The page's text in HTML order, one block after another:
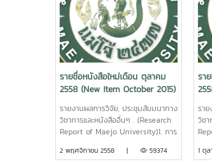
รายชื่อหนังสือใหม่เดือน ตุลาคม
2558 (New Item October 2015)
รายงานผลการวิจัย, ประชุมสัมมนาทาง
วิชาการและหนังสืออื่นๆ . (Research
Report of Maejo University)1. การ
ปรับปรุงพันธุ์ลำไย ฉันทนา วิชรัตน์
2 พฤศจิกายน 2558 | 59374
รา
รา
วิช
คว
1